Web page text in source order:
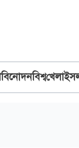
বিনোদনবিশ্বখেলা